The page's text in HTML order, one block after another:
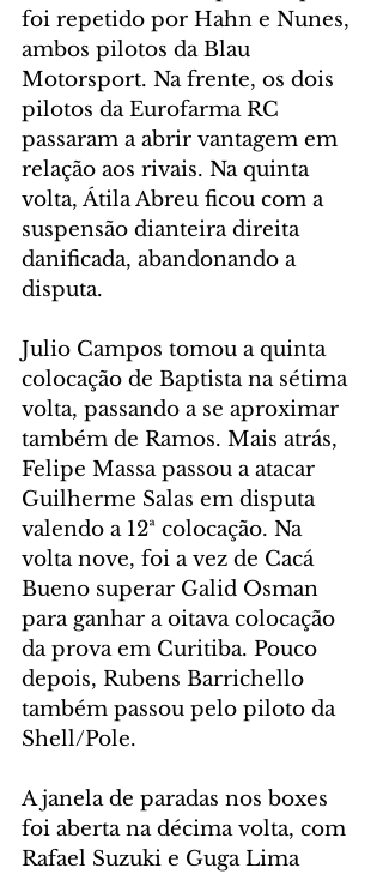
foi repetido por Hahn e Nunes,
ambos pilotos da Blau
Motorsport. Na frente, os dois
pilotos da Eurofarma RC
passaram a abrir vantagem em
relação aos rivais. Na quinta
volta, Átila Abreu ficou com a
suspensão dianteira direita
danificada, abandonando a
disputa.
Julio Campos tomou a quinta
colocação de Baptista na sétima
volta, passando a se aproximar
também de Ramos. Mais atrás,
Felipe Massa passou a atacar
Guilherme Salas em disputa
valendo a 12ª colocação. Na
volta nove, foi a vez de Cacá
Bueno superar Galid Osman
para ganhar a oitava colocação
da prova em Curitiba. Pouco
depois, Rubens Barrichello
também passou pelo piloto da
Shell/Pole.
A janela de paradas nos boxes
foi aberta na décima volta, com
Rafael Suzuki e Guga Lima